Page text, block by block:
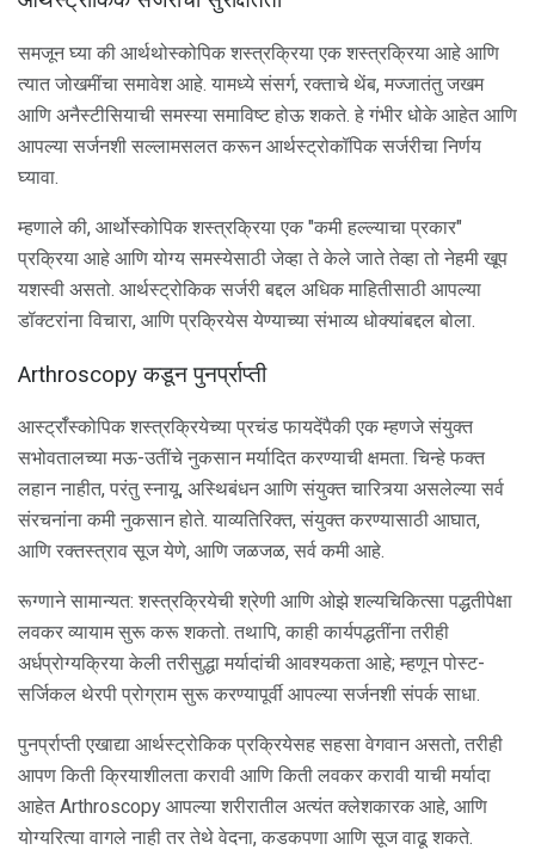
समजून घ्या की आर्थथोस्कोपिक शस्त्रक्रिया एक शस्त्रक्रिया आहे आणि
त्यात जोखमींचा समावेश आहे. यामध्ये संसर्ग, रक्ताचे थेंब, मज्जातंतु जखम
आणि अनैस्टीसियाची समस्या समाविष्ट होऊ शकते. हे गंभीर धोके आहेत आणि
आपल्या सर्जनशी सल्लामसलत करून आर्थस्ट्रोकॉपिक सर्जरीचा निर्णय
घ्यावा.
म्हणाले की, आर्थोस्कोपिक शस्त्रक्रिया एक "कमी हल्ल्याचा प्रकार"
प्रक्रिया आहे आणि योग्य समस्येसाठी जेव्हा ते केले जाते तेव्हा तो नेहमी खूप
यशस्वी असतो. आर्थस्ट्रोकिक सर्जरी बद्दल अधिक माहितीसाठी आपल्या
डॉक्टरांना विचारा, आणि प्रक्रियेस येण्याच्या संभाव्य धोक्यांबद्दल बोला.
Arthroscopy कडून पुनर्प्राप्ती
आर्स्ट्रॉस्कोपिक शस्त्रक्रियेच्या प्रचंड फायदेंपैकी एक म्हणजे संयुक्त
सभोवतालच्या मऊ-उतींचे नुकसान मर्यादित करण्याची क्षमता. चिन्हे फक्त
लहान नाहीत, परंतु स्नायू, अस्थिबंधन आणि संयुक्त चारित्र्या असलेल्या सर्व
संरचनांना कमी नुकसान होते. याव्यतिरिक्त, संयुक्त करण्यासाठी आघात,
आणि रक्तस्त्राव सूज येणे, आणि जळजळ, सर्व कमी आहे.
रूग्णाने सामान्यत: शस्त्रक्रियेची श्रेणी आणि ओझे शल्यचिकित्सा पद्धतीपेक्षा
लवकर व्यायाम सुरू करू शकतो. तथापि, काही कार्यपद्धतींना तरीही
अर्धप्रोग्यक्रिया केली तरीसुद्धा मर्यादांची आवश्यकता आहे; म्हणून पोस्ट-
सर्जिकल थेरपी प्रोग्राम सुरू करण्यापूर्वी आपल्या सर्जनशी संपर्क साधा.
पुनर्प्राप्ती एखाद्या आर्थस्ट्रोकिक प्रक्रियेसह सहसा वेगवान असतो, तरीही
आपण किती क्रियाशीलता करावी आणि किती लवकर करावी याची मर्यादा
आहेत Arthroscopy आपल्या शरीरातील अत्यंत क्लेशकारक आहे, आणि
योग्यरित्या वागले नाही तर तेथे वेदना, कडकपणा आणि सूज वाढू शकते.